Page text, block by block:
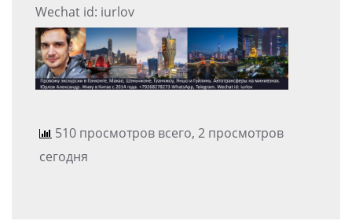
Wechat id: iurlov
510 просмотров всего, 2 просмотров
сегодня